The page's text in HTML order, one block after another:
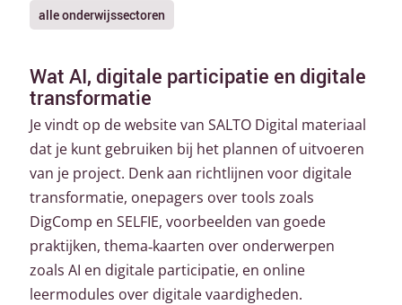
alle onderwijssectoren
Wat AI, digitale participatie en digitale
transformatie
Je vindt op de website van SALTO Digital materiaal
dat je kunt gebruiken bij het plannen of uitvoeren
van je project. Denk aan richtlijnen voor digitale
transformatie, onepagers over tools zoals
DigComp en SELFIE, voorbeelden van goede
praktijken, thema‑kaarten over onderwerpen
zoals AI en digitale participatie, en online
leermodules over digitale vaardigheden.